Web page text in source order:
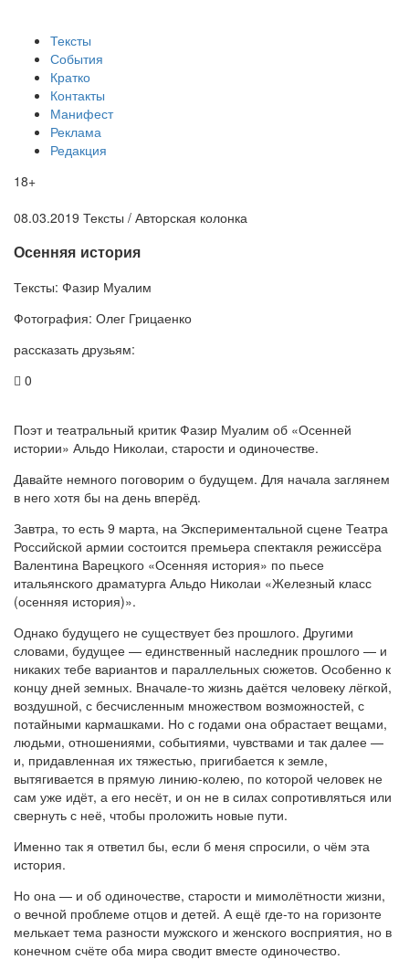
Тексты
События
Кратко
Контакты
Манифест
Реклама
Редакция
18+
08.03.2019 Тексты / Авторская колонка
​Осенняя история
Тексты: Фазир Муалим
Фотография: Олег Грицаенко
рассказать друзьям:
0
Поэт и театральный критик Фазир Муалим об «Осенней
истории» Альдо Николаи, старости и одиночестве.
Давайте немного поговорим о будущем. Для начала заглянем
в него хотя бы на день вперёд.
Завтра, то есть 9 марта, на Экспериментальной сцене Театра
Российской армии состоится премьера спектакля режиссёра
Валентина Варецкого «Осенняя история» по пьесе
итальянского драматурга Альдо Николаи «Железный класс
(осенняя история)».
Однако будущего не существует без прошлого. Другими
словами, будущее — единственный наследник прошлого — и
никаких тебе вариантов и параллельных сюжетов. Особенно к
концу дней земных. Вначале-то жизнь даётся человеку лёгкой,
воздушной, с бесчисленным множеством возможностей, с
потайными кармашками. Но с годами она обрастает вещами,
людьми, отношениями, событиями, чувствами и так далее —
и, придавленная их тяжестью, пригибается к земле,
вытягивается в прямую линию-колею, по которой человек не
сам уже идёт, а его несёт, и он не в силах сопротивляться или
свернуть с неё, чтобы проложить новые пути.
Именно так я ответил бы, если б меня спросили, о чём эта
история.
Но она — и об одиночестве, старости и мимолётности жизни,
о вечной проблеме отцов и детей. А ещё где-то на горизонте
мелькает тема разности мужского и женского восприятия, но в
конечном счёте оба мира сводит вместе одиночество.